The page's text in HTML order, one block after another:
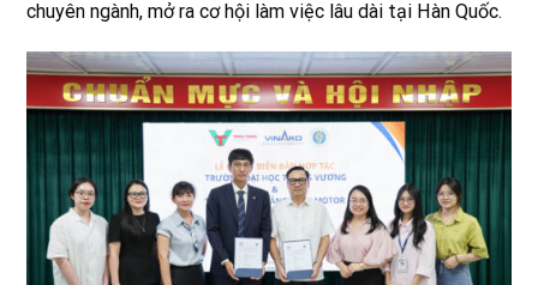
chuyên ngành, mở ra cơ hội làm việc lâu dài tại Hàn Quốc.